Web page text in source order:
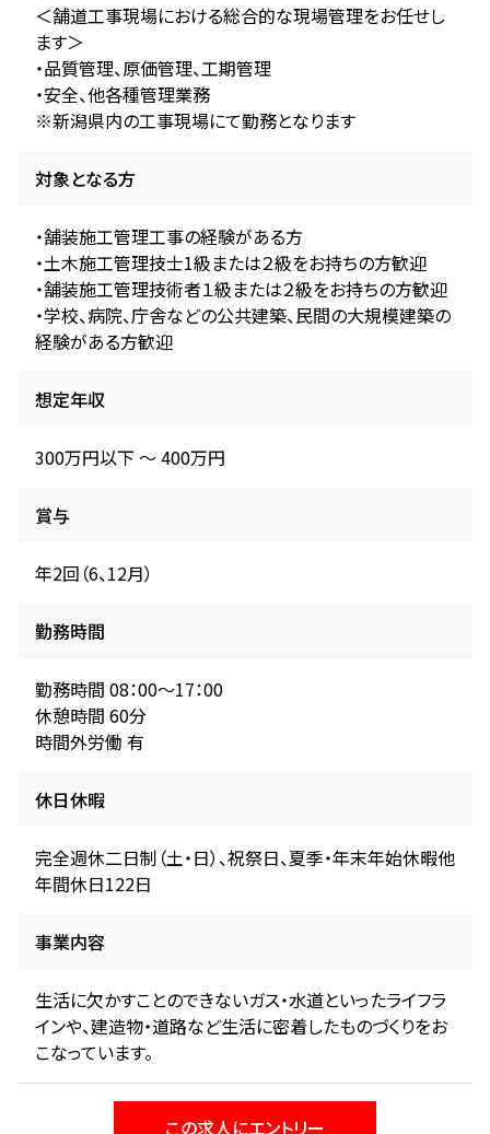
＜舗道工事現場における総合的な現場管理をお任せし
ます＞
・品質管理、原価管理、工期管理
・安全、他各種管理業務
※新潟県内の工事現場にて勤務となります
対象となる方
・舗装施工管理工事の経験がある方
・土木施工管理技士1級または２級をお持ちの方歓迎
・舗装施工管理技術者１級または２級をお持ちの方歓迎
・学校、病院、庁舎などの公共建築、民間の大規模建築の
経験がある方歓迎
想定年収
300万円以下 〜 400万円
賞与
年2回（6、12月）
勤務時間
勤務時間 08：00～17：00
休憩時間 60分
時間外労働 有
休日休暇
完全週休二日制（土・日）、祝祭日、夏季・年末年始休暇他
年間休日122日
事業内容
生活に欠かすことのできないガス・水道といったライフラ
インや、建造物・道路など生活に密着したものづくりをお
こなっています。
この求人にエントリー